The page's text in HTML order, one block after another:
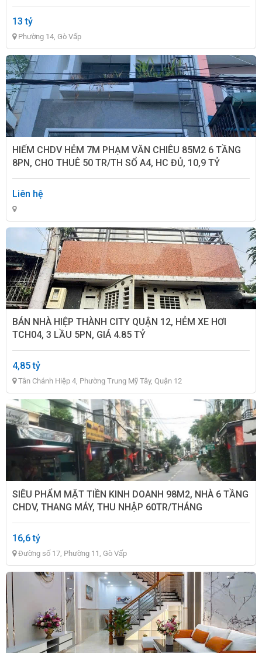
13 tỷ
Phường 14, Gò Vấp
HIẾM CHDV HẺM 7M PHẠM VĂN CHIÊU 85M2 6 TẦNG
8PN, CHO THUÊ 50 TR/TH SỔ A4, HC ĐỦ, 10,9 TỶ
Liên hệ
BÁN NHÀ HIỆP THÀNH CITY QUẬN 12, HẺM XE HƠI
TCH04, 3 LẦU 5PN, GIÁ 4.85 TỶ
4,85 tỷ
Tân Chánh Hiệp 4, Phường Trung Mỹ Tây, Quận 12
SIÊU PHẨM MẶT TIỀN KINH DOANH 98M2, NHÀ 6 TẦNG
CHDV, THANG MÁY, THU NHẬP 60TR/THÁNG
16,6 tỷ
Đường số 17, Phường 11, Gò Vấp